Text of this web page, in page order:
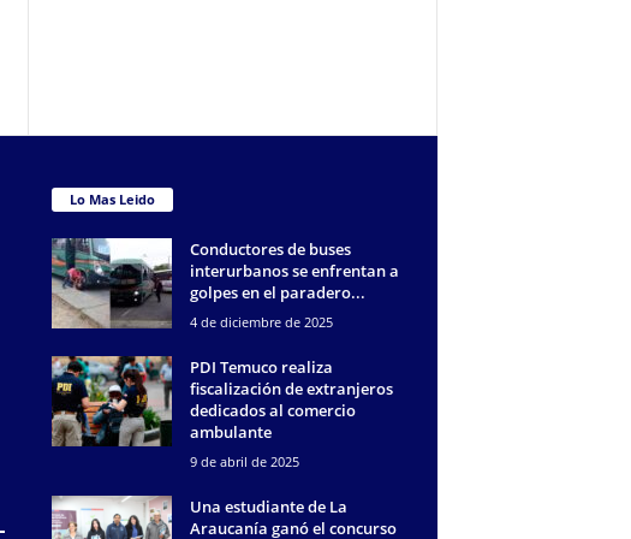
Lo Mas Leido
Conductores de buses
interurbanos se enfrentan a
golpes en el paradero...
4 de diciembre de 2025
PDI Temuco realiza
fiscalización de extranjeros
dedicados al comercio
ambulante
9 de abril de 2025
Una estudiante de La
Araucanía ganó el concurso